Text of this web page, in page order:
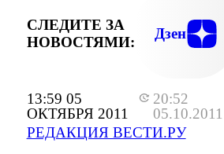
13:59 05
ОКТЯБРЯ 2011
20:52
05.10.2011
РЕДАКЦИЯ ВЕСТИ.РУ
СЛЕДИТЕ ЗА
НОВОСТЯМИ:
Дзен